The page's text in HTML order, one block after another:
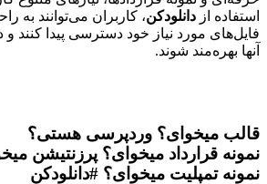
استفاده از دانلودکن، کاربران می‌توانند به
فایل‌های مورد نیاز خود دسترسی پیدا کنند
آنها بهره‌مند شوند.
قالب میخوای؟ وردپرسی هستی؟
نمونه قرارداد میخوای؟ پرزنتیشن
نمونه تمپلیت میخوای؟ #دانلودکن